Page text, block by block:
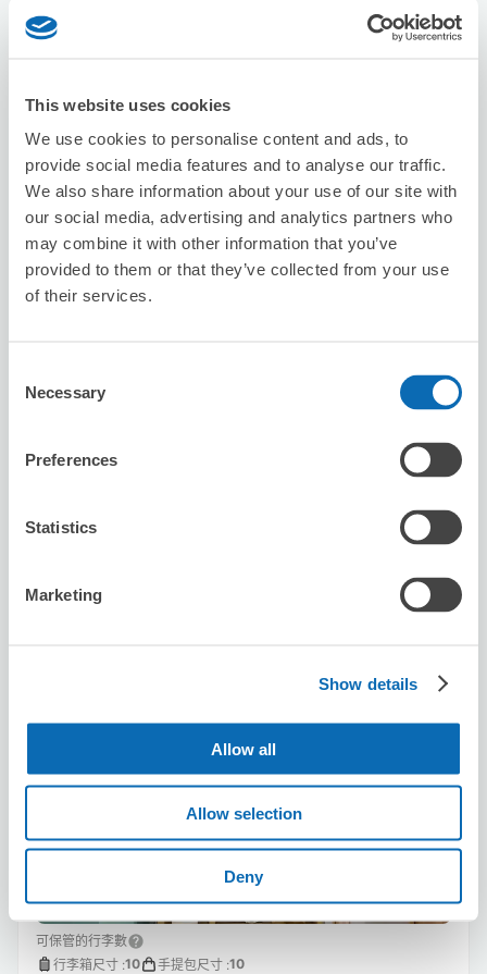
This website uses cookies
We use cookies to personalise content and ads, to
provide social media features and to analyse our traffic.
We also share information about your use of our site with
our social media, advertising and analytics partners who
may combine it with other information that you’ve
provided to them or that they’ve collected from your use
of their services.
Selection
Necessary
Preferences
Statistics
Marketing
Show details
Allow all
Allow selection
Deny
8/9 8/14五 8/15六
預約此店舖
HIS Sendai Main store
从Sendai站步行5分钟。
本日營業時間 : 10:00〜18:30
行李箱尺寸
8/9 日 8/15六
可保管的行李數
行李箱尺寸 :10 手提包尺寸 :10